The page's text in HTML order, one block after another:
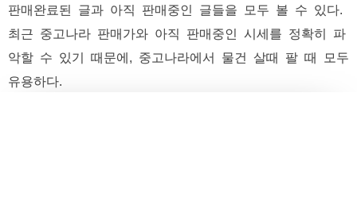
판매완료된 글과 아직 판매중인 글들을 모두 볼 수 있다.
최근 중고나라 판매가와 아직 판매중인 시세를 정확히 파
악할 수 있기 때문에, 중고나라에서 물건 살때 팔 때 모두
유용하다.